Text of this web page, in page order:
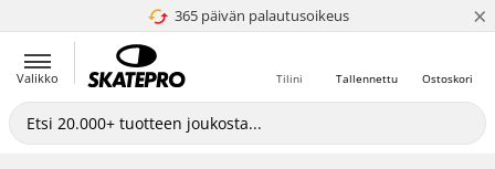
365 päivän palautusoikeus
4.8 / 5 ×
Valikko Ostoskori
Tallennettu
Tilini